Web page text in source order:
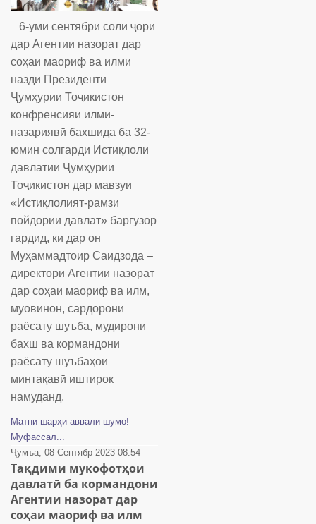
6-уми сентябри соли ҷорӣ
дар Агентии назорат дар
соҳаи маориф ва илми
назди Президенти
Ҷумҳурии Тоҷикистон
конфренсияи илмӣ-
назариявӣ бахшида ба 32-
юмин солгарди Истиқлоли
давлатии Ҷумҳурии
Тоҷикистон дар мавзуи
«Истиқлолият-рамзи
пойдории давлат» баргузор
гардид, ки дар он
Муҳаммадтоир Саидзода –
директори Агентии назорат
дар соҳаи маориф ва илм,
муовинон, сардорони
раёсату шуъба, мудирони
бахш ва кормандони
раёсату шуъбаҳои
минтақавӣ иштирок
намуданд.
Матни шарҳи аввали шумо!
Муфассал...
Ҷумъа, 08 Сентябр 2023 08:54
Тақдими мукофотҳои
давлатӣ ба кормандони
Агентии назорат дар
соҳаи маориф ва илм